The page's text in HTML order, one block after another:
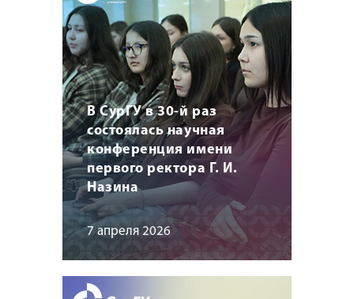
В СурГУ в 30-й раз
состоялась научная
конференция имени
первого ректора Г. И.
Назина
7 апреля 2026